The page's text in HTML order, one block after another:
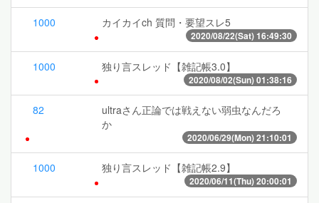
1000 カイカイch 質問・要望スレ5
2020/08/22(Sat) 16:49:30
1000 独り言スレッド【雑記帳3.0】
2020/08/02(Sun) 01:38:16
82
ultraさん正論では戦えない弱虫なんだろ
か
2020/06/29(Mon) 21:10:01
1000 独り言スレッド【雑記帳2.9】
2020/06/11(Thu) 20:00:01